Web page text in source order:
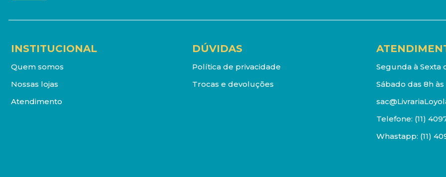
INSTITUCIONAL
Quem somos
Nossas lojas
Atendimento
DÚVIDAS
Política de privacidade
Trocas e devoluções
Segunda à Sexta
Sábado das 8h às
Telefone: (11)
Whastapp: (11)